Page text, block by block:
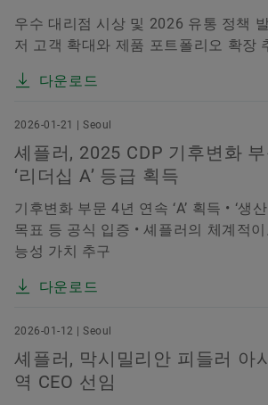
우수 대리점 시상 및 2026 유통 정책
저 고객 확대와 제품 포트폴리오 확장
다운로드
2026-01-21 | Seoul
셰플러, 2025 CDP 기후변화
‘리더십 A’ 등급 획득
기후변화 부문 4년 연속 ‘A’ 획득 • ‘생
목표 등 공식 입증 • 셰플러의 체계적
능성 가치 추구
다운로드
2026-01-12 | Seoul
셰플러, 막시밀리안 피들러 아
역 CEO 선임